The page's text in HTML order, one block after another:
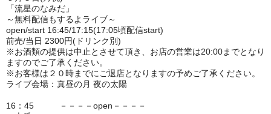
「流星のなみだ」
～無料配信もするよライブ～
open/start 16:45/17:15(17:05頃配信start)
前売/当日 2300円(ドリンク別)
※お酒類の提供は中止とさせて頂き、お店の営業は20:00までとなり
ますのでご了承ください。
※お客様は２０時までにご退店となりますの予めご了承ください。
ライブ会場：真昼の月 夜の太陽
16：45 －－－－open－－－－